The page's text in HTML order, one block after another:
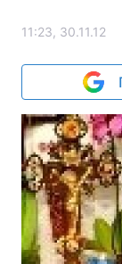
11:23, 30.11.12